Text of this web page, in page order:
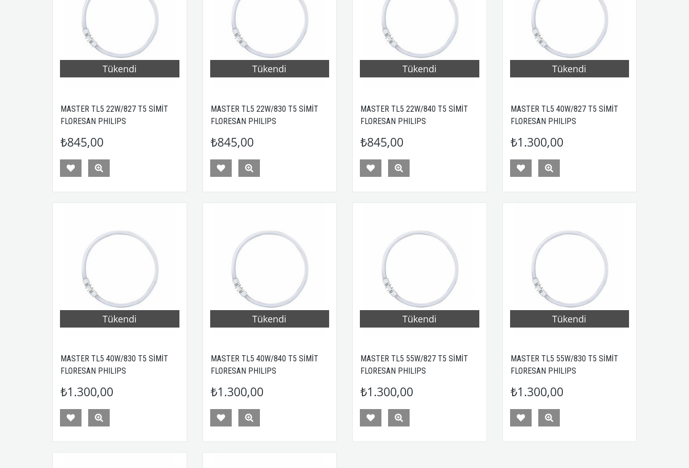
Tükendi
MASTER TL5 22W/827 T5 SİMİT
FLORESAN PHILIPS
₺845,00
Tükendi
MASTER TL5 22W/830 T5 SİMİT
FLORESAN PHILIPS
₺845,00
Tükendi
MASTER TL5 22W/840 T5 SİMİT
FLORESAN PHILIPS
₺845,00
Tükendi
MASTER TL5 40W/827 T5 SİMİT
FLORESAN PHILIPS
₺1.300,00
Tükendi
MASTER TL5 40W/830 T5 SİMİT
FLORESAN PHILIPS
₺1.300,00
Tükendi
MASTER TL5 40W/840 T5 SİMİT
FLORESAN PHILIPS
₺1.300,00
Tükendi
MASTER TL5 55W/827 T5 SİMİT
FLORESAN PHILIPS
₺1.300,00
Tükendi
MASTER TL5 55W/830 T5 SİMİT
FLORESAN PHILIPS
₺1.300,00